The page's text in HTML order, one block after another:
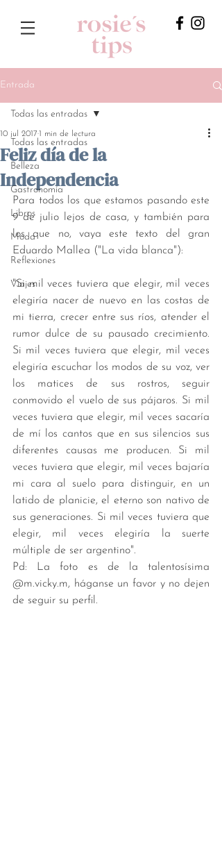
Entrada
Todas las entradas
Belleza
Gastronomía
Libros
Moda
Reflexiones
Viajes
Todas las entradas
Feliz día de la
Independencia
10 jul 2017 1 min de lectura
Para todos los que estamos pasando este
9 de julio lejos de casa, y también para
los que no, vaya este texto del gran
Eduardo Mallea ("La vida blanca"):
"Si mil veces tuviera que elegir, mil veces
elegiría nacer de nuevo en las costas de
mi tierra, crecer entre sus ríos, atender el
rumor dulce de su pausado crecimiento.
Si mil veces tuviera que elegir, mil veces
elegiría escuchar los modos de su voz, ver
los matices de sus rostros, seguir
conmovido el vuelo de sus pájaros. Si mil
veces tuviera que elegir, mil veces sacaría
de mí los cantos que en sus silencios sus
diferentes causas me producen. Si mil
veces tuviera que elegir, mil veces bajaría
mi cara al suelo para distinguir, en un
latido de planicie, el eterno son nativo de
sus generaciones. Si mil veces tuviera que
elegir, mil veces elegiría la suerte
múltiple de ser argentino".
Pd: La foto es de la talentosísima
@m.vicky.m, háganse un favor y no dejen
de seguir su perfil.